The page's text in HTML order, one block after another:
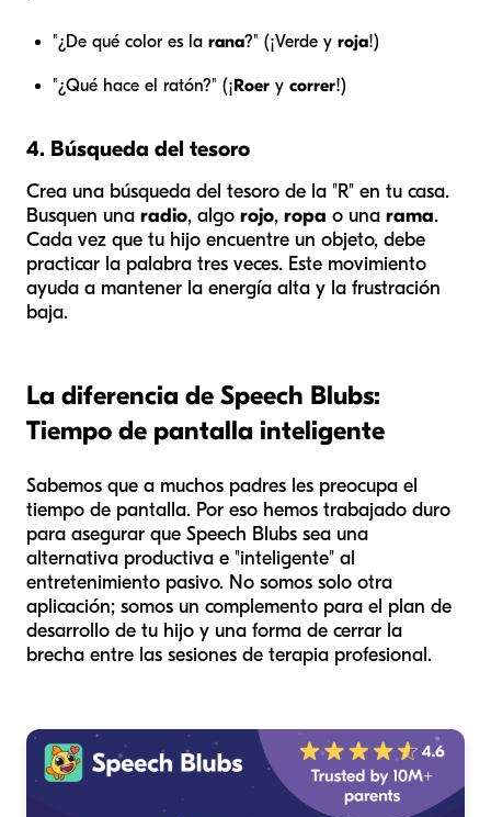
"¿De qué color es la rana?" (¡Verde y roja!)
"¿Qué hace el ratón?" (¡Roer y correr!)
4. Búsqueda del tesoro
Crea una búsqueda del tesoro de la "R" en tu casa.
Busquen una radio, algo rojo, ropa o una rama.
Cada vez que tu hijo encuentre un objeto, debe
practicar la palabra tres veces. Este movimiento
ayuda a mantener la energía alta y la frustración
baja.
La diferencia de Speech Blubs:
Tiempo de pantalla inteligente
Sabemos que a muchos padres les preocupa el
tiempo de pantalla. Por eso hemos trabajado duro
para asegurar que Speech Blubs sea una
alternativa productiva e "inteligente" al
entretenimiento pasivo. No somos solo otra
aplicación; somos un complemento para el plan de
desarrollo de tu hijo y una forma de cerrar la
brecha entre las sesiones de terapia profesional.